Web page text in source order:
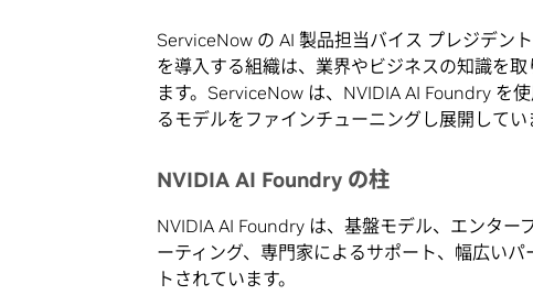
ServiceNow の AI 製品担当バイス プレジデン
を導入する組織は、業界やビジネスの知識を
ます。ServiceNow は、NVIDIA AI Foundry を
るモデルをファインチューニングし展開してい
NVIDIA AI Foundry の柱
NVIDIA AI Foundry は、基盤モデル、エンター
ーティング、専門家によるサポート、幅広い
トされています。